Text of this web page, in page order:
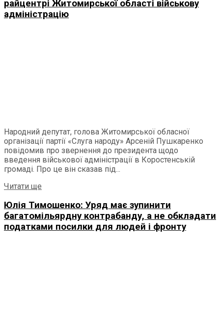
райцентрі Житомирської області військову
адміністрацію
Народний депутат, голова Житомирської обласної
організації партії «Слуга народу» Арсеній Пушкаренко
повідомив про звернення до президента щодо
введення військової адміністрації в Коростенській
громаді. Про це він сказав під...
Читати ще
Юлія Тимошенко: Уряд має зупинити
багатомільярдну контрабанду, а не обкладати
податками посилки для людей і фронту